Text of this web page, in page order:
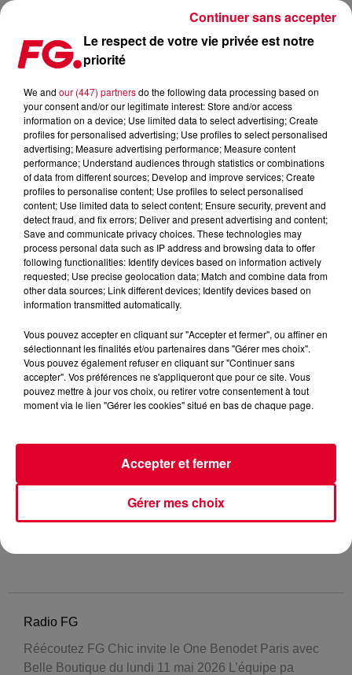
FG CHIC INVITE : LE ONE BENODET AVEC BELLE BOUTIQUE
Radio FG
Réécoutez FG Chic invite le One Benodet Paris avec
Belle Boutique du lundi 11 mai 2026 L’équipe pa
Le respect de votre vie privée est notre
priorité
We and our (447) partnersdo the following data processing based on
your consent and/or our legitimate interest: Store and/or access
information on a device; Use limited data to select advertising; Create
profiles for personalised advertising; Use profiles to select personalised
advertising; Measure advertising performance; Measure content
performance; Understand audiences through statistics or combinations
of data from different sources; Develop and improve services; Create
profiles to personalise content; Use profiles to select personalised
content; Use limited data to select content; Ensure security, prevent and
detect fraud, and fix errors; Deliver and present advertising and content;
Save and communicate privacy choices. These technologies may
process personal data such as IP address and browsing data to offer
following functionalities: Identify devices based on information actively
requested; Use precise geolocation data; Match and combine data from
other data sources; Link different devices; Identify devices based on
information transmitted automatically.
Vous pouvez accepter en cliquant sur "Accepter et fermer", ou affiner en
sélectionnant les finalités et/ou partenaires dans "Gérer mes choix".
Vous pouvez également refuser en cliquant sur "Continuer sans
accepter". Vos préférences ne s'appliqueront que pour ce site. Vous
pouvez mettre à jour vos choix, ou retirer votre consentement à tout
moment via le lien "Gérer les cookies" situé en bas de chaque page.
Gérer mes choix
Accepter et fermer
Continuer sans accepter